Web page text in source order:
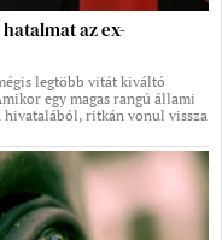
az ex-
legtöbb vitát kiváltó
egy magas rangú állami
ritkán vonul vissza